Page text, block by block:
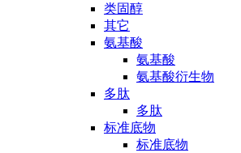
类固醇
其它
氨基酸
氨基酸
氨基酸衍生物
多肽
多肽
标准底物
标准底物